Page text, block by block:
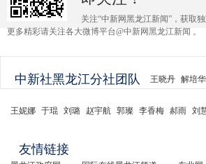
关注“中新网黑龙江新闻”，获取独
更多精彩请关注各大微博平台@中新网黑龙江新闻 。
中新社黑龙江分社团队 王晓丹 解培华
王妮娜 于琨 刘璐 赵宇航 郭璨 李香梅 郝雨 刘
友情链接